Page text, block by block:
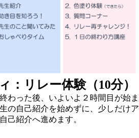
リレー体験（10分）
わった後、いよいよ２時間目が始ま
の自己紹介を始めずに、少しだけア
己紹介へ進めます。